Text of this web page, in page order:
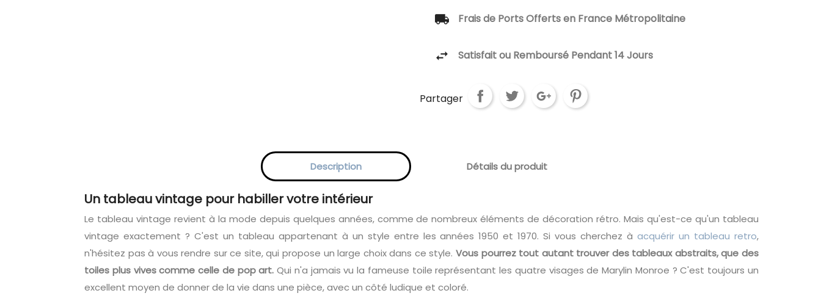
Frais de Ports Offerts en France Métropolitaine
Satisfait ou Remboursé Pendant 14 Jours
Partager
Description Détails du produit
Un tableau vintage pour habiller votre intérieur
Le tableau vintage revient à la mode depuis quelques années, comme de nombreux éléments de décoration rétro. Mais qu'est-ce qu'un tableau
vintage exactement ? C'est un tableau appartenant à un style entre les années 1950 et 1970. Si vous cherchez àacquérir un tableau retro,
n'hésitez pas à vous rendre sur ce site, qui propose un large choix dans ce style. Vous pourrez tout autant trouver des tableaux abstraits, que des
toiles plus vives comme celle de pop art. Qui n'a jamais vu la fameuse toile représentant les quatre visages de Marylin Monroe ? C'est toujours un
excellent moyen de donner de la vie dans une pièce, avec un côté ludique et coloré.